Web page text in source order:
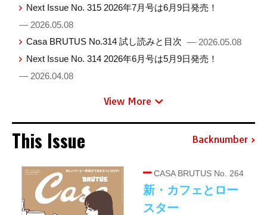
Next Issue No. 315 2026年7月号は6月9日発売！
— 2026.05.08
Casa BRUTUS No.314 試し読みと目次 — 2026.05.08
Next Issue No. 314 2026年6月号は5月9日発売！
— 2026.04.08
View More
This Issue Backnumber
CASA BRUTUS No. 264
新・カフェとロー
スター